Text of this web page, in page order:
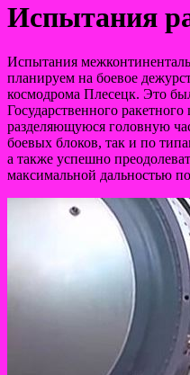
Испытания
Испытания
планируем на боевое
космодрома Плесецк. Это
Государственного
разделяющуюся головную
боевых блоков, так и по
а также успешно
максимальной дальностью